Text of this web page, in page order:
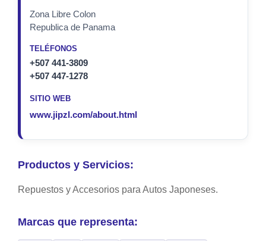
Zona Libre Colon
Republica de Panama
TELÉFONOS
+507 441-3809
+507 447-1278
SITIO WEB
www.jipzl.com/about.html
Productos y Servicios:
Repuestos y Accesorios para Autos Japoneses.
Marcas que representa: